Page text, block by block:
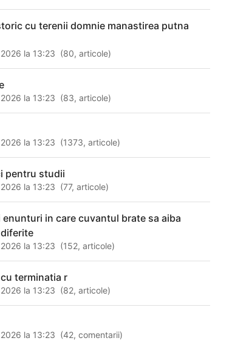
cu terenii domnie manastirea putna
la 13:23 (80,articole)
la 13:23 (83,articole)
la 13:23 (1373,articole)
pentru studii
la 13:23 (77,articole)
in care cuvantul brate sa aiba
la 13:23 (152,articole)
terminatia r
la 13:23 (82,articole)
la 13:23 (42,comentarii)